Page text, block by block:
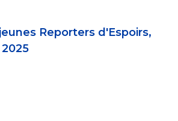
Reporters d'Espoirs,